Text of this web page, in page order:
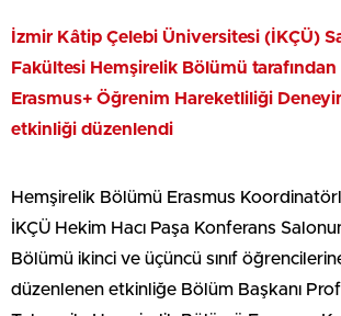
İzmir Kâtip Çelebi Üniversitesi (İKÇÜ)
Fakültesi Hemşirelik Bölümü
Erasmus+ Öğrenim Hareketliliği
etkinliği düzenlendi
Hemşirelik Bölümü Erasmus
İKÇÜ Hekim Hacı Paşa Konferans
Bölümü ikinci ve üçüncü sınıf
düzenlenen etkinliğe Bölüm Başkanı